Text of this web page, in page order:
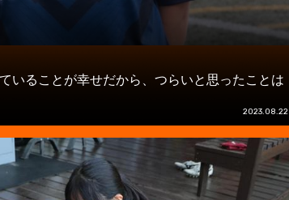
いることが幸せだから、つらいと思ったことは
2023.08.22